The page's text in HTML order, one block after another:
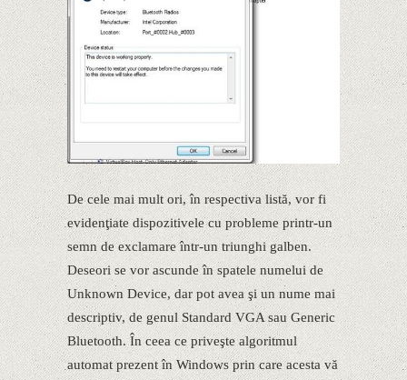
De cele mai mult ori, în respectiva listă, vor fi
evidenţiate dispozitivele cu probleme printr-un
semn de exclamare într-un triunghi galben.
Deseori se vor ascunde în spatele numelui de
Unknown Device, dar pot avea şi un nume mai
descriptiv, de genul Standard VGA sau Generic
Bluetooth. În ceea ce priveşte algoritmul
automat prezent în Windows prin care acesta vă